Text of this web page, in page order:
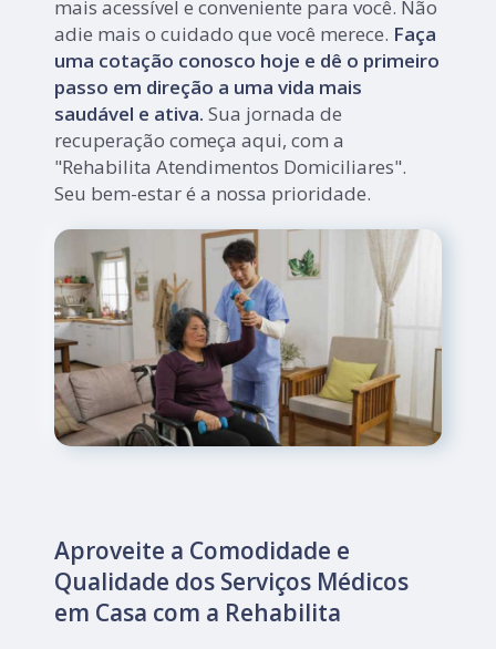
mais acessível e conveniente para você. Não
adie mais o cuidado que você merece. Faça
uma cotação conosco hoje e dê o primeiro
passo em direção a uma vida mais
saudável e ativa. Sua jornada de
recuperação começa aqui, com a
"Rehabilita Atendimentos Domiciliares".
Seu bem-estar é a nossa prioridade.
Aproveite a Comodidade e
Qualidade dos Serviços Médicos
em Casa com a Rehabilita